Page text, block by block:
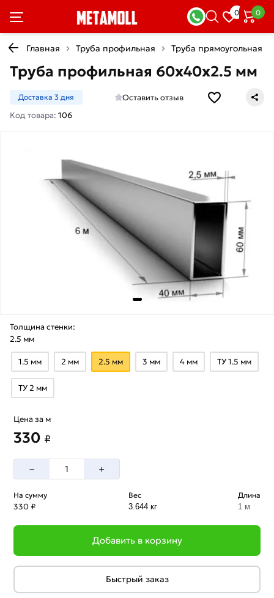
0 0
Главная Труба профильная Труба прямоугольная
Труба профильная 60х40х2.5 мм
Доставка 3 дня
Оставить отзыв
Код товара: 106
Толщина стенки:
2.5 мм
1.5 мм 2 мм 2.5 мм 3 мм 4 мм ТУ 1.5 мм
ТУ 2 мм
Цена за м
330 ₽
– +
На сумму
330 ₽
Вес
3.644 кг
Длина
1 м
Добавить в корзину
Быстрый заказ